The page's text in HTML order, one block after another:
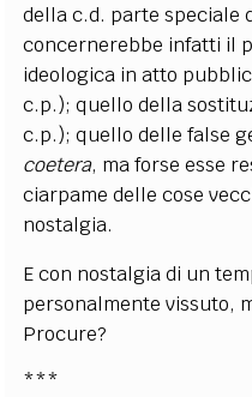
della c.d. parte speciale
concernerebbe infatti il
ideologica in atto
c.p.); quello della
c.p.); quello delle false
coetera, ma forse esse
ciarpame delle cose
nostalgia.
E con nostalgia di un
personalmente vissuto,
Procure?
***